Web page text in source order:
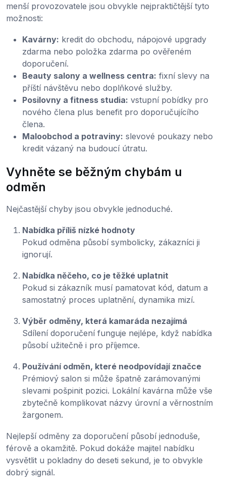
menší provozovatele jsou obvykle nejpraktičtější tyto
možnosti:
Kavárny: kredit do obchodu, nápojové upgrady
zdarma nebo položka zdarma po ověřeném
doporučení.
Beauty salony a wellness centra: fixní slevy na
příští návštěvu nebo doplňkové služby.
Posilovny a fitness studia: vstupní pobídky pro
nového člena plus benefit pro doporučujícího
člena.
Maloobchod a potraviny: slevové poukazy nebo
kredit vázaný na budoucí útratu.
Vyhněte se běžným chybám u
odměn
Nejčastější chyby jsou obvykle jednoduché.
Nabídka příliš nízké hodnoty
Pokud odměna působí symbolicky, zákazníci ji
ignorují.
Nabídka něčeho, co je těžké uplatnit
Pokud si zákazník musí pamatovat kód, datum a
samostatný proces uplatnění, dynamika mizí.
Výběr odměny, která kamaráda nezajímá
Sdílení doporučení funguje nejlépe, když nabídka
působí užitečně i pro příjemce.
Používání odměn, které neodpovídají značce
Prémiový salon si může špatně zarámovanými
slevami pošpinit pozici. Lokální kavárna může vše
zbytečně komplikovat názvy úrovní a věrnostním
žargonem.
Nejlepší odměny za doporučení působí jednoduše,
férově a okamžitě. Pokud dokáže majitel nabídku
vysvětlit u pokladny do deseti sekund, je to obvykle
dobrý signál.